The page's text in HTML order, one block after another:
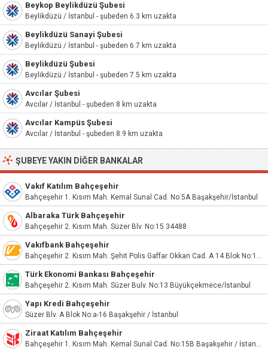
Beykop Beylikdüzü Şubesi
Beylikdüzü / İstanbul - şubeden 6.3 km uzakta
Beylikdüzü Sanayi Şubesi
Beylikdüzü / İstanbul - şubeden 6.7 km uzakta
Beylikdüzü Şubesi
Beylikdüzü / İstanbul - şubeden 7.5 km uzakta
Avcılar Şubesi
Avcılar / İstanbul - şubeden 8 km uzakta
Avcılar Kampüs Şubesi
Avcılar / İstanbul - şubeden 8.9 km uzakta
ŞUBEYE YAKIN DIĞER BANKALAR
Vakıf Katılım Bahçeşehir
Bahçeşehir 1. Kısım Mah. Kemal Sunal Cad. No:5A Başakşehir/İstanbul
Albaraka Türk Bahçeşehir
Bahçeşehir 2. Kısım Mah. Süzer Blv. No:15 34488
Vakıfbank Bahçeşehir
Bahçeşehir 2. Kısım Mah. Şehit Polis Gaffar Okkan Cad. A 14 Blok No:10 Başakşehir/İstanbul
Türk Ekonomi Bankası Bahçeşehir
Bahçeşehir 2. Kısım Mah. Süzer Bulv. No:13 Büyükçekmece/İstanbul
Yapı Kredi Bahçeşehir
Süzer Blv. A Blok No:a-16 Başakşehir / İstanbul
Ziraat Katılım Bahçeşehir
Bahçeşehir 1. Kısım Mah. Kemal Sunal Cad. No:15B Başakşehir / İstanbul